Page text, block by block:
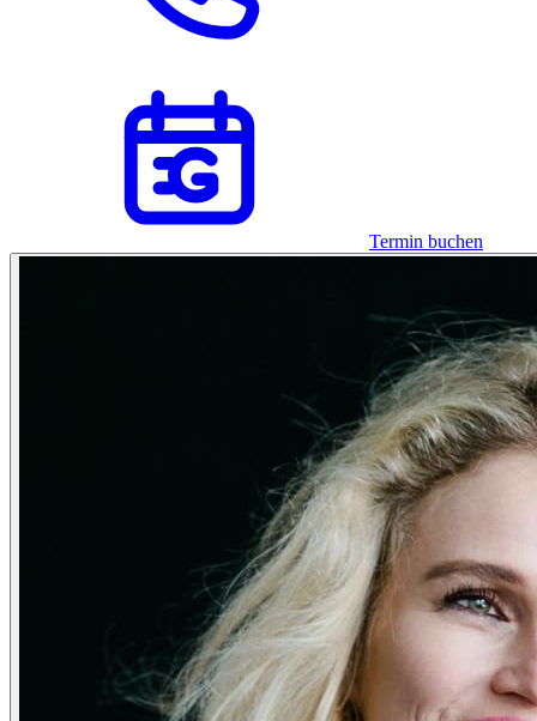
Termin buchen